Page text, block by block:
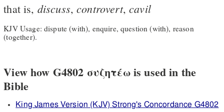
that is, discuss,controvert,cavil
KJV Usage: dispute (with), enquire, question (with), reason
(together).
View how G4802 συζητέω is used in the
Bible
King James Version (KJV) Strong's Concordance G4802